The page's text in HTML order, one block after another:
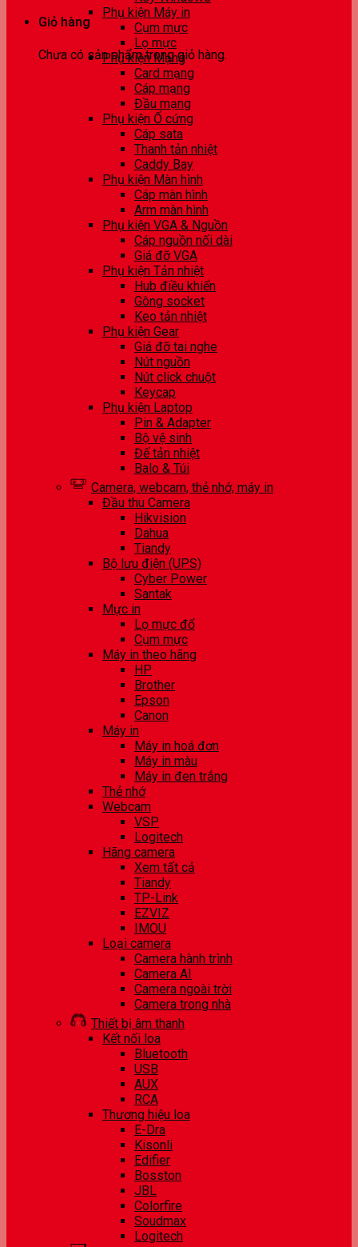
Giỏ hàng
Chưa có sản phẩm trong giỏ hàng.
Phụ kiện Máy in
Cụm mực
Lọ mực
Phụ kiện Mạng
Card mạng
Cáp mạng
Đầu mạng
Phụ kiện Ổ cứng
Cáp sata
Thanh tản nhiệt
Caddy Bay
Phụ kiện Màn hình
Cáp màn hình
Arm màn hình
Phụ kiện VGA & Nguồn
Cáp nguồn nối dài
Giá đỡ VGA
Phụ kiện Tản nhiệt
Hub điều khiển
Gông socket
Keo tản nhiệt
Phụ kiện Gear
Giá đỡ tai nghe
Nút nguồn
Nút click chuột
Keycap
Phụ kiện Laptop
Pin & Adapter
Bộ vệ sinh
Đế tản nhiệt
Balo & Túi
Camera, webcam, thẻ nhớ, máy in
Đầu thu Camera
Hikvision
Dahua
Tiandy
Bộ lưu điện (UPS)
Cyber Power
Santak
Mực in
Lọ mực đổ
Cụm mực
Máy in theo hãng
HP
Brother
Epson
Canon
Máy in
Máy in hoá đơn
Máy in màu
Máy in đen trắng
Thẻ nhớ
Webcam
VSP
Logitech
Hãng camera
Xem tất cả
Tiandy
TP-Link
EZVIZ
IMOU
Loại camera
Camera hành trình
Camera AI
Camera ngoài trời
Camera trong nhà
Thiết bị âm thanh
Kết nối loa
Bluetooth
USB
AUX
RCA
Thương hiệu loa
E-Dra
Kisonli
Edifier
Bosston
JBL
Colorfire
Soudmax
Logitech